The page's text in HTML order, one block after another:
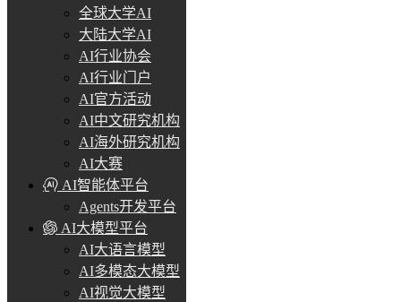
全球大学AI
大陆大学AI
AI行业协会
AI行业门户
AI官方活动
AI中文研究机构
AI海外研究机构
AI大赛
AI智能体平台
Agents开发平台
AI大模型平台
AI大语言模型
AI多模态大模型
AI视觉大模型